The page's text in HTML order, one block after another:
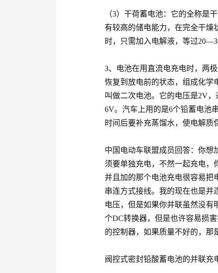
（3）干荷蓄电池：它的全称是
有较高的储电能力，在完全干燥
时，只需加入电解液，等过
3、电池在用直流电充电时，两
恢复到放电前的状态，组成化学
叫做二次电池。它的电压是2V
6V。汽车上用的是6个铅蓄电池
时间后要补充蒸馏水，使电解质
中国电动车联盟成员回答：你想
须要单独充电，不然一起充电，
并且加的那个电池充电很容易把
串连方式接线。我的现在也是并
电压，但是如果你并联虽然没
个DC转换器，但是也许容易损
的控制器，如果质量不好的，那
阀控式密封铅酸蓄电池的并联充